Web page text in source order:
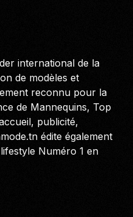
international de la
de modèles et
reconnu pour la
de Mannequins, Top
publicité,
édite également
Numéro 1 en